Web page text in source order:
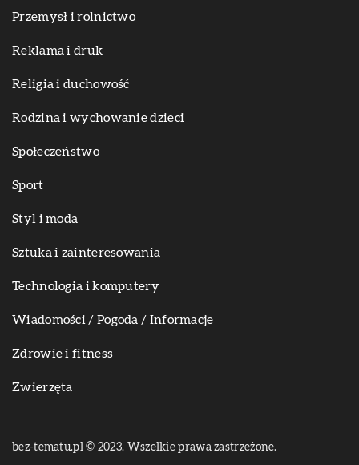
Przemysł i rolnictwo
Reklama i druk
Religia i duchowość
Rodzina i wychowanie dzieci
Społeczeństwo
Sport
Styl i moda
Sztuka i zainteresowania
Technologia i komputery
Wiadomości / Pogoda / Informacje
Zdrowie i fitness
Zwierzęta
bez-tematu.pl © 2023. Wszelkie prawa zastrzeżone.